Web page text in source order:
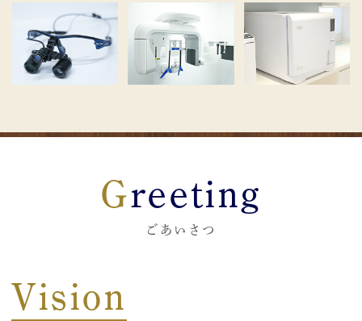
い致します。
2026.05.20
7月の休診日のお知らせです
います‍
7月20日（月）1日休診日
7月12日 院長午後不在
7月26日 午後休診 夏まつりイベント
Greeting
ごあいさつ
Vision